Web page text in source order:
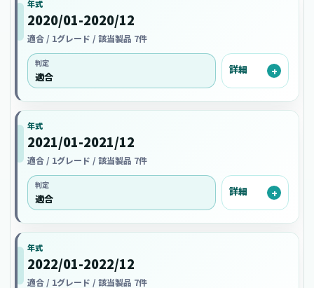
年式
2020/01-2020/12
適合 / 1グレード / 該当製品 7件
判定
適合
詳細
年式
2021/01-2021/12
適合 / 1グレード / 該当製品 7件
判定
適合
詳細
年式
2022/01-2022/12
適合 / 1グレード / 該当製品 7件